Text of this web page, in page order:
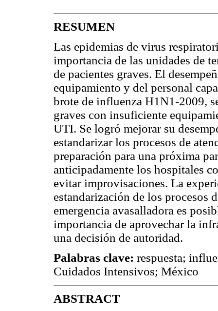
RESUMEN
Las epidemias de virus
importancia de las unidades de
de pacientes graves. El
equipamiento y del personal
brote de influenza H1N1-2009,
graves con insuficiente
UTI. Se logró mejorar su
estandarizar los procesos de
preparación para una próxima
anticipadamente los hospitales
evitar improvisaciones. La
estandarización de los procesos
emergencia avasalladora es
importancia de aprovechar la
una decisión de autoridad.
Palabras clave: respuesta;
Cuidados Intensivos; México
ABSTRACT